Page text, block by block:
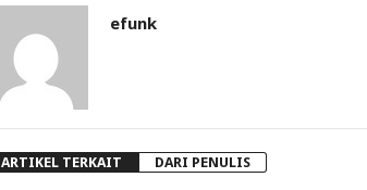
efunk
ARTIKEL TERKAIT DARI PENULIS